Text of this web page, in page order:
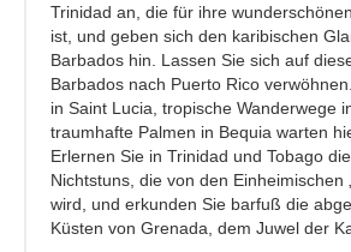
Trinidad an, die für ihre
ist, und geben sich den karibischen
Barbados hin. Lassen Sie sich auf
Barbados nach Puerto Rico
in Saint Lucia, tropische Wanderwege
traumhafte Palmen in Bequia warten
Erlernen Sie in Trinidad und Tobago
Nichtstuns, die von den Einheimischen
wird, und erkunden Sie barfuß die
Küsten von Grenada, dem Juwel der